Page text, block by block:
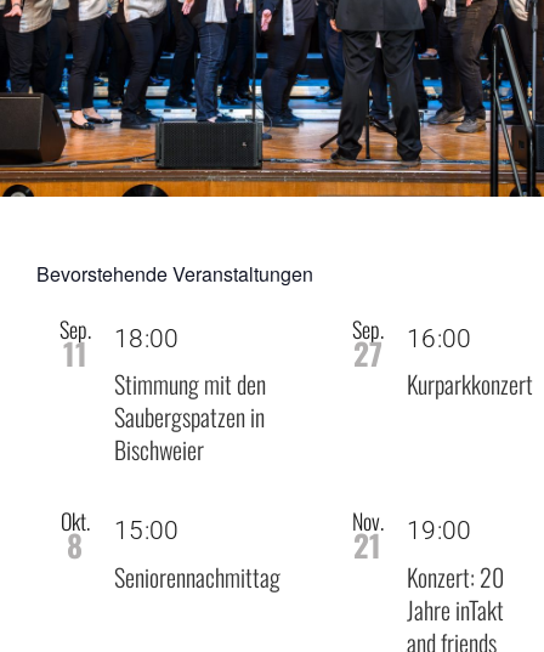
Unterstützen
Kontakt
Bevorstehende Veranstaltungen
Sep.
11 18:00
Stimmung mit den
Saubergspatzen in
Bischweier
Sep.
27 16:00
Kurparkkonzert
Okt.
8 15:00
Seniorennachmittag
Nov.
21 19:00
Konzert: 20
Jahre inTakt
and friends